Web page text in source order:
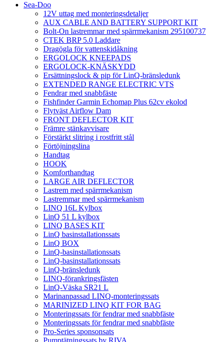
Sea-Doo
12V uttag med monteringsdetaljer
AUX CABLE AND BATTERY SUPPORT KIT
Bolt-On lastremmar med spärrmekanism 295100737
CTEK BRP 5.0 Laddare
Dragögla för vattenskidåkning
ERGOLOCK KNEEPADS
ERGOLOCK-KNÄSKYDD
Ersättningslock & pip för LinQ-bränsledunk
EXTENDED RANGE ELECTRIC VTS
Fendrar med snabbfäste
Fishfinder Garmin Echomap Plus 62cv ekolod
Flytväst Airflow Dam
FRONT DEFLECTOR KIT
Främre stänkavvisare
Förstärkt slitring i rostfritt stål
Förtöjningslina
Handtag
HOOK
Komforthandtag
LARGE AIR DEFLECTOR
Lastrem med spärrmekanism
Lastremmar med spärrmekanism
LINQ 16L Kylbox
LinQ 51 L kylbox
LINQ BASES KIT
LinQ basinstallationssats
LinQ BOX
LinQ-basinstallationssats
LinQ-basinstallationssats
LinQ-bränsledunk
LINQ-förankringsfästen
LinQ-Väska SR21 L
Marinanpassad LINQ-monteringssats
MARINIZED LINQ KIT FOR BAG
Monteringssats för fendrar med snabbfäste
Monteringssats för fendrar med snabbfäste
Pro-Series sponsonsats
Pumptätningssats by RIVA